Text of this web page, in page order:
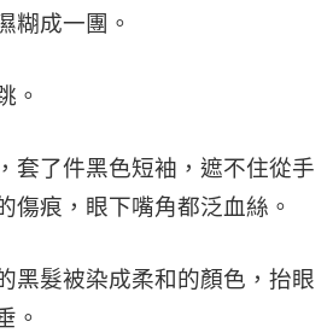
糊成一團。
。
套了件黑色短袖，遮不住從手
傷痕，眼下嘴角都泛血絲。
黑髮被染成柔和的顏色，抬眼
。